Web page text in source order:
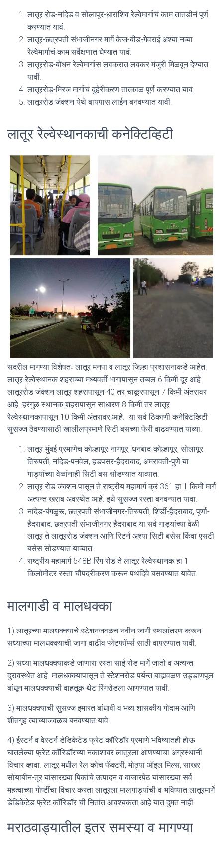
लातूर रोड-नांदेड व सोलापूर-धाराशिव रेल्वेमार्गाचं काम तातडीनं पूर्ण
करण्यात यावं.
लातूर-छत्रपती संभाजीनगर मार्गे केज-बीड-गेवराई अश्या नव्या
रेल्वेमार्गाचं काम सर्वेक्षणात घेण्यात यावं.
लातूररोड-बोधन रेल्वेमार्गास लवकरात लवकर मंजुरी मिळवून देण्यात
यावी.
लातूररोड-मिरज मार्गाचं दुहेरीकरण तात्काळ पूर्ण करण्यात यावं.
लातूररोड जंक्शन येथे बायपास लाईन बनवण्यात यावी.
लातूर रेल्वेस्थानकाची कनेक्टिव्हिटी
सदरील मागण्या विशेषतः लातूर मनपा व लातूर जिल्हा प्रशासनाकडे आहेत.
लातूर रेल्वेस्थानक शहराच्या मध्यवर्ती भागापासून तब्बल 6 किमी दूर आहे.
लातूररोड जंक्शन लातूर शहरापासून 40 तर चाकूरपासून 7 किमी अंतरावर
आहे. हरंगुळ स्थानक शहरापासून साधारण 8 किमी तर लातूर
रेल्वेस्थानकापासून 10 किमी अंतरावर आहे. या सर्व ठिकाणी कनेक्टिव्हिटी
सुसज्ज ठेवण्यासाठी खालीलप्रमाणे सिटी बसच्या फेरी वाढवण्यात याव्या.
लातूर-मुंबई प्रमाणेच कोल्हापूर-नागपूर, धनबाद-कोल्हापूर, सोलापूर-
तिरुपती, नांदेड-पनवेल, हडपसर-हैदराबाद, अमरावती-पुणे या
गाड्यांच्या वेळांनाही सिटी बस सोडण्यात याव्यात.
लातूर रोड जंक्शन पासून ते राष्ट्रीय महामार्ग क्रं 361 हा 1 किमी मार्ग
अत्यन्त खराब अवस्थेत आहे. इथे सुसज्ज रस्ता बनवन्यात यावा.
नांदेड-बंगळुरू, छत्रपती संभाजीनगर-तिरुपती, शिर्डी-हैदराबाद, पूर्णा-
हैदराबाद, छत्रपती संभाजीनगर-हैदराबाद या सर्व गाड्यांच्या वेळी
लातूर ते लातूररोड जंक्शन आणि रिटर्न अश्या सिटी बसेस किंवा एसटी
बसेस सोडण्यात याव्यात.
राष्ट्रीय महामार्ग 548B रिंग रोड ते लातूर रेल्वेस्थानक हा 1
किलोमीटर रस्ता चौपदरीकरण करून पथदिवे बसवण्यात यावेत.
मालगाडी व मालधक्का
1) लातूरच्या मालधक्क्याचे स्टेशनजवळच नवीन जागी स्थलांतरण करून
सध्याच्या मालधक्क्याची जागा वाढीव प्लेटफॉर्म्स साठी वापरण्यात यावी.
2) सध्या मालधक्क्याकडे जाणारा रस्ता साई रोड मार्गे जातो व अत्यन्त
दुरावस्थेत आहे. मालधक्क्यापासून ते स्टेशनरोड पर्यन्त बाह्यवळण उड्डाणपूल
बांधून मालधक्क्याची वाहतूक थेट रिंगरोडला आणण्यात यावी.
3) मालधक्क्याची सुसज्ज इमारत बांधावी व भव्य शासकीय गोदाम आणि
शीतगृह त्याच्याजवळच बनवण्यात यावे.
4) ईस्टर्न व वेस्टर्न डेडिकेटेड फ्रेट कॉरिडॉर प्रमाणे भविष्यातही होऊ
घातलेल्या फ्रेट कॉरिडॉरच्या नकाशावर लातूरला आणण्याचा अग्रस्थानी
विचार व्हावा. लातूर मधील रेल कोच फॅक्टरी, मोठ्या ऑइल मिल्स, साखर-
सोयाबीन-तूर यांसारख्या पिकांचे उत्पादन व बाजारपेठ यांसारख्या सर्व
महत्वाच्या गोष्टींचा विचार करता लातूरला मालगाड्यांची व भविष्यात लातूरमार्गे
डेडिकेटेड फ्रेट कॉरिडॉर ची नितांत आवश्यकता आहे यात दुमत नाही.
मराठवाड्यातील इतर समस्या व मागण्या